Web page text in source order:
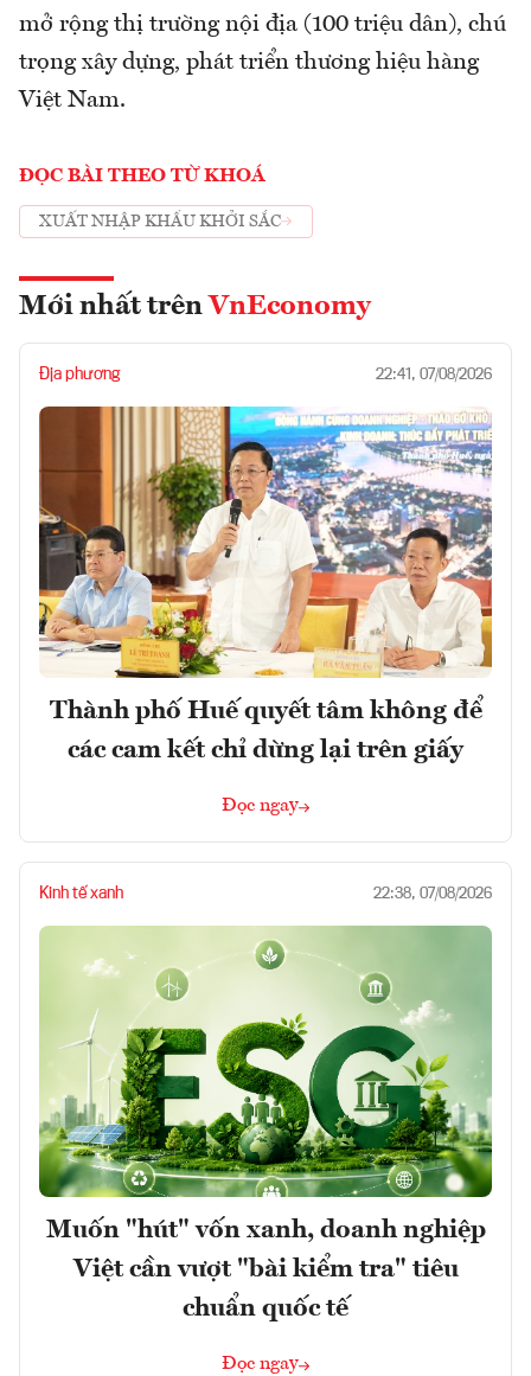
mở rộng thị trường nội địa (100 triệu dân), chú
trọng xây dựng, phát triển thương hiệu hàng
Việt Nam.
ĐỌC BÀI THEO TỪ KHOÁ
XUẤT NHẬP KHẨU KHỞI SẮC
Mới nhất trên VnEconomy
Địa phương 22:41, 07/08/2026
Thành phố Huế quyết tâm không để
các cam kết chỉ dừng lại trên giấy
Đọc ngay
Kinh tế xanh 22:38, 07/08/2026
Muốn "hút" vốn xanh, doanh nghiệp
Việt cần vượt "bài kiểm tra" tiêu
chuẩn quốc tế
Đọc ngay